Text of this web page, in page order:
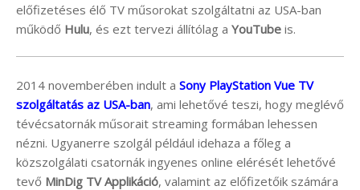
előfizetéses élő TV műsorokat szolgáltatni az USA-ban
működő Hulu, és ezt tervezi állítólag a YouTube is.
2014 novemberében indult a Sony PlayStation Vue TV
szolgáltatás az USA-ban, ami lehetővé teszi, hogy meglévő
tévécsatornák műsorait streaming formában lehessen
nézni. Ugyanerre szolgál például idehaza a főleg a
közszolgálati csatornák ingyenes online elérését lehetővé
tevő MinDig TV Applikáció, valamint az előfizetőik számára